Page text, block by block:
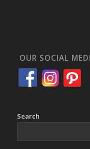
OUR SOCIAL
Search